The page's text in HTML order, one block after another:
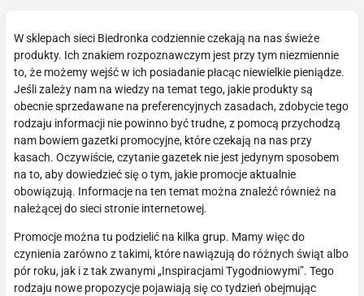
W sklepach sieci Biedronka codziennie czekają na nas świeże
produkty. Ich znakiem rozpoznawczym jest przy tym niezmiennie
to, że możemy wejść w ich posiadanie płacąc niewielkie pieniądze.
Jeśli zależy nam na wiedzy na temat tego, jakie produkty są
obecnie sprzedawane na preferencyjnych zasadach, zdobycie tego
rodzaju informacji nie powinno być trudne, z pomocą przychodzą
nam bowiem gazetki promocyjne, które czekają na nas przy
kasach. Oczywiście, czytanie gazetek nie jest jedynym sposobem
na to, aby dowiedzieć się o tym, jakie promocje aktualnie
obowiązują. Informacje na ten temat można znaleźć również na
należącej do sieci stronie internetowej.
Promocje można tu podzielić na kilka grup. Mamy więc do
czynienia zarówno z takimi, które nawiązują do różnych świąt albo
pór roku, jak i z tak zwanymi „Inspiracjami Tygodniowymi”. Tego
rodzaju nowe propozycje pojawiają się co tydzień obejmując